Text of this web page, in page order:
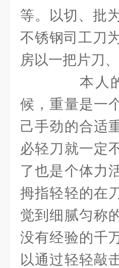
等。以切、批
不锈钢司工刀
房以一把片刀
本人的
候，重量是一
己手劲的合适
必轻刀就一定
了也是个体力
拇指轻轻的在
觉到细腻匀称
没有经验的千
以通过轻轻敲